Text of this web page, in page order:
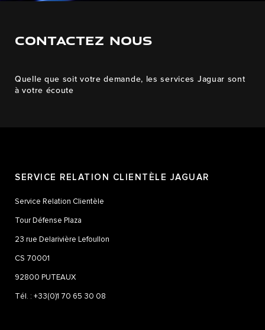
CONTACTEZ NOUS
Quelle que soit votre demande, les services Jaguar sont
à votre écoute
SERVICE RELATION CLIENTÈLE JAGUAR
Service Relation Clientèle
Tour Défense Plaza
23 rue Delarivière Lefoullon
CS 70001
92800 PUTEAUX
Tél. : +33(0)1 70 65 30 08